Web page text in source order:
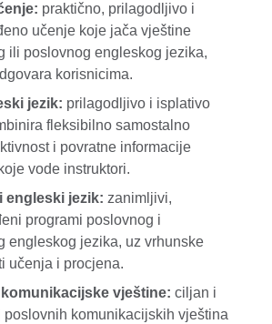
praktično, prilagodljivo i
učenje koje jača vještine
ili poslovnog engleskog jezika,
korisnicima.
jezik: prilagodljivo i isplativo
fleksibilno samostalno
i povratne informacije
vode instruktori.
engleski jezik: zanimljivi,
programi poslovnog i
engleskog jezika, uz vrhunske
učenja i procjena.
vještine: ciljan i
poslovnih komunikacijskih vještina